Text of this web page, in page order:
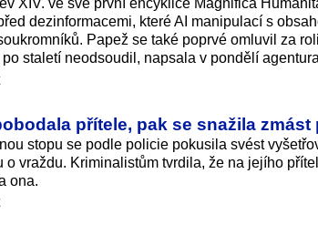
XIV. ve své první encyklice Magnifica
dezinformacemi, které AI manipulací s
Papež se také poprvé omluvil za
staletí neodsoudil, napsala v pondělí
přítele, pak se snažila
stopu se podle policie pokusila svést
o vraždu. Kriminalistům tvrdila, že na jejího
ona.